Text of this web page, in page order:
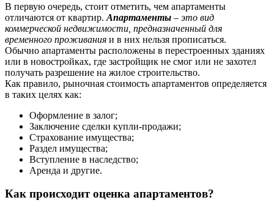
В первую очередь, стоит отметить, чем апартаменты
отличаются от квартир. Апартаменты – это вид
коммерческой недвижимости, предназначенный для
временного проживания и в них нельзя прописаться.
Обычно апартаменты расположены в перестроенных зданиях
или в новостройках, где застройщик не смог или не захотел
получать разрешение на жилое строительство.
Как правило, рыночная стоимость апартаментов определяется
в таких целях как:
Оформление в залог;
Заключение сделки купли-продажи;
Страхование имущества;
Раздел имущества;
Вступление в наследство;
Аренда и другие.
Как происходит оценка апартаментов?